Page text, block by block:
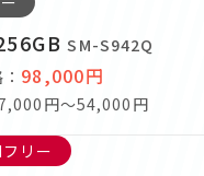
SM-S942Q
98,000円
円～54,000円
リー